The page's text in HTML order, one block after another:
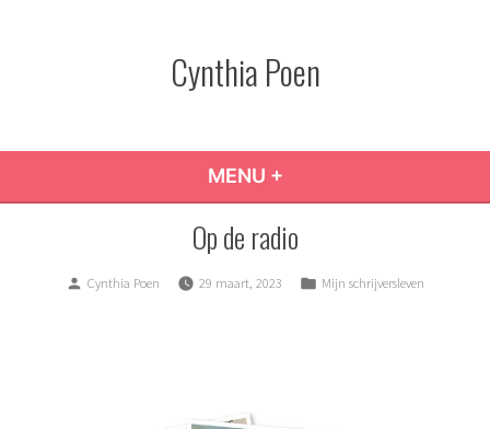
Cynthia Poen
MENU +
Op de radio
Posted
Cynthia Poen 29 maart, 2023
Posted
Mijn schrijversleven